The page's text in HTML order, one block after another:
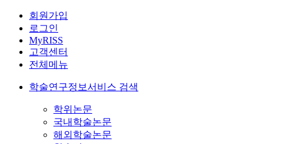
회원가입
로그인
MyRISS
고객센터
전체메뉴
학술연구정보서비스 검색
학위논문
국내학술논문
해외학술논문